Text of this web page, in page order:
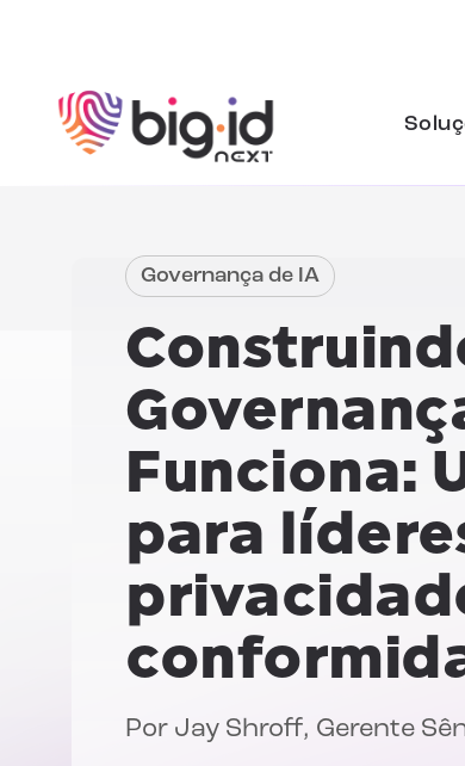
Governança de IA
Funciona:
para
Por Jay Shroff, Gerente